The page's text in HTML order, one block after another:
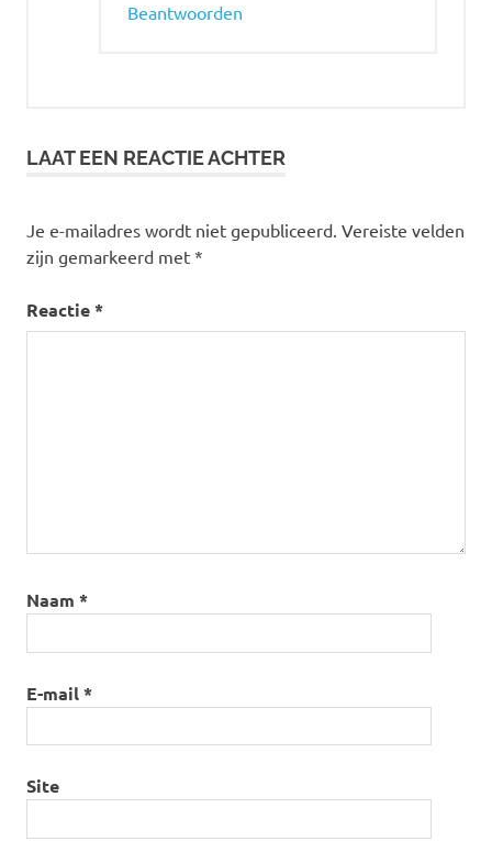
Beantwoorden
LAAT EEN REACTIE ACHTER
Je e-mailadres wordt niet gepubliceerd. Vereiste velden
zijn gemarkeerd met *
Reactie*
Naam *
E-mail*
Site